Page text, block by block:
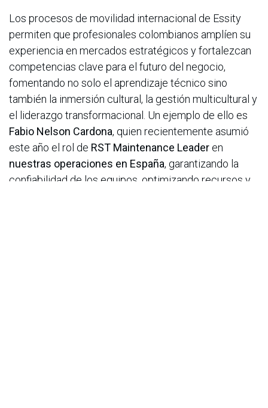
Los procesos de movilidad internacional de Essity
permiten que profesionales colombianos amplíen su
experiencia en mercados estratégicos y fortalezcan
competencias clave para el futuro del negocio,
fomentando no solo el aprendizaje técnico sino
también la inmersión cultural, la gestión multicultural y
el liderazgo transformacional. Un ejemplo de ello es
Fabio Nelson Cardona, quien recientemente asumió
este año el rol de RST Maintenance Leader en
nuestras operaciones en España, garantizando la
confiabilidad de los equipos, optimizando recursos y